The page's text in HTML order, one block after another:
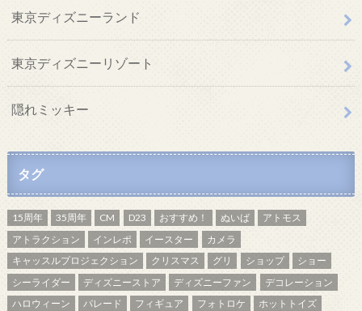
東京ディズニーランド
東京ディズニーリゾート
隠れミッキー
タグ
15周年 35周年 CM D23 おすすめ！ ぬいば
アトモス
アトラクション
インレポ イースター
カメラ
キャッスルプロジェクション
クリスマス グリ ショップ
ショー
シーライダー
ディズニーストア ディズニーファン
デコレーション
ハロウィーン
パレード フィギュア フォトロケ
ホットトイズ